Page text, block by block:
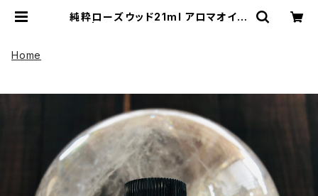
純粋ローズウッド21ml アロマオイル
Home